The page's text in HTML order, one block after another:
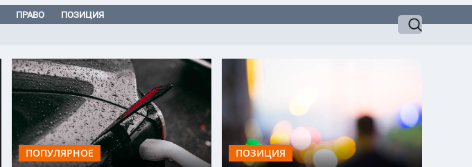
ПРАВО ПОЗИЦИЯ
ПОПУЛЯРНОЕ ПОЗИЦИЯ